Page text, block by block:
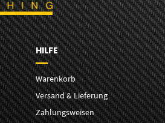
HILFE
Warenkorb
Versand & Lieferung
Zahlungsweisen